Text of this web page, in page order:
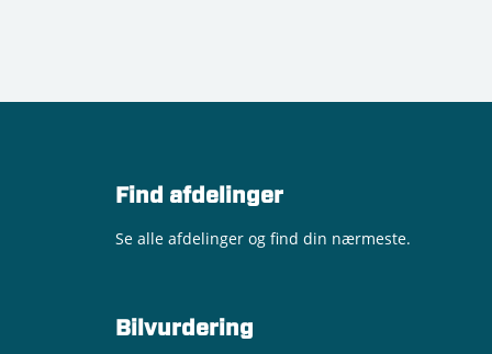
Find afdelinger
Se alle afdelinger og find din nærmeste.
Bilvurdering